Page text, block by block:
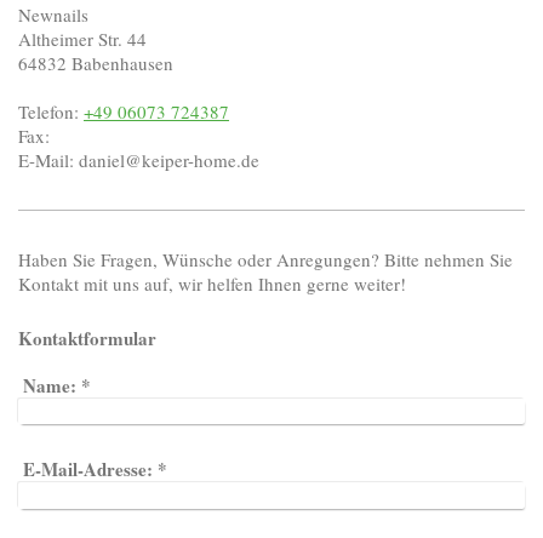
Newnails
Altheimer Str. 44
64832 Babenhausen
Telefon: +49 06073 724387
Fax:
E-Mail: daniel@keiper-home.de
Haben Sie Fragen, Wünsche oder Anregungen? Bitte nehmen Sie
Kontakt mit uns auf, wir helfen Ihnen gerne weiter!
Kontaktformular
Name: *
E-Mail-Adresse: *